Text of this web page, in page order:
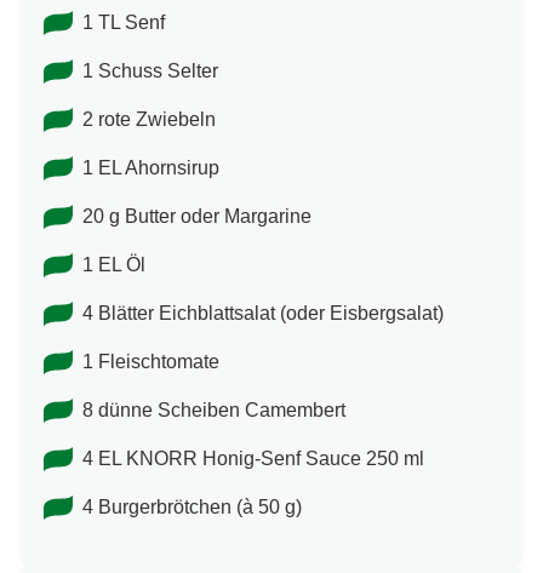
1 TL Senf
1 Schuss Selter
2 rote Zwiebeln
1 EL Ahornsirup
20 g Butter oder Margarine
1 EL Öl
4 Blätter Eichblattsalat (oder Eisbergsalat)
1 Fleischtomate
8 dünne Scheiben Camembert
4 EL KNORR Honig-Senf Sauce 250 ml
4 Burgerbrötchen (à 50 g)